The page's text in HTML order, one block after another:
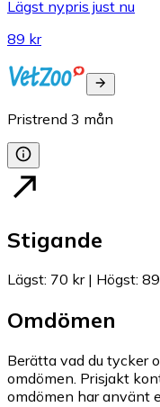
Lägst nypris just nu
89 kr
Pristrend 3 mån
Stigande
Lägst: 70 kr| Högst:
Omdömen
Berätta vad du tycker
omdömen. Prisjakt
omdömen har använt